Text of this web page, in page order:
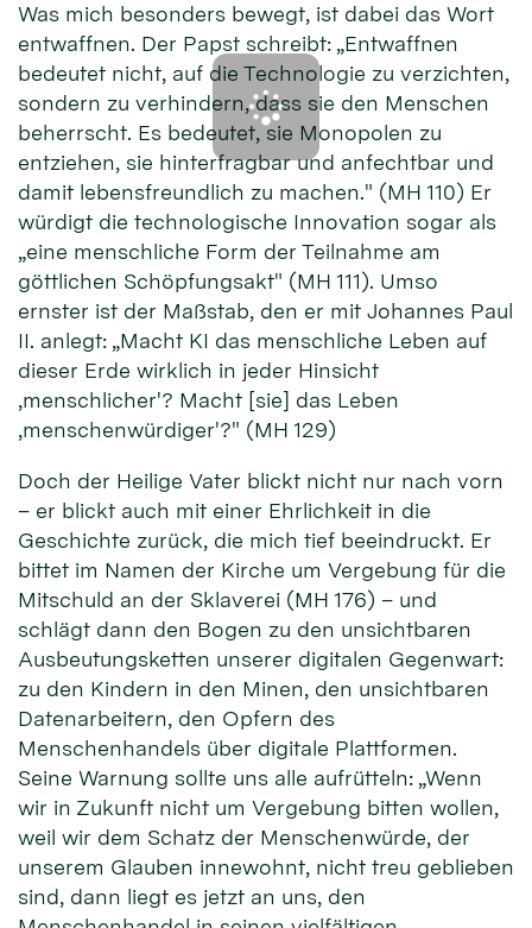
Was mich besonders bewegt, ist dabei das Wort
entwaffnen. Der Papst schreibt: „Entwaffnen
bedeutet nicht, auf die Technologie zu verzichten,
sondern zu verhindern, dass sie den Menschen
beherrscht. Es bedeutet, sie Monopolen zu
entziehen, sie hinterfragbar und anfechtbar und
damit lebensfreundlich zu machen." (MH 110) Er
würdigt die technologische Innovation sogar als
„eine menschliche Form der Teilnahme am
göttlichen Schöpfungsakt" (MH 111). Umso
ernster ist der Maßstab, den er mit Johannes Paul
II. anlegt: „Macht KI das menschliche Leben auf
dieser Erde wirklich in jeder Hinsicht
‚menschlicher'? Macht [sie] das Leben
‚menschenwürdiger'?" (MH 129)
Doch der Heilige Vater blickt nicht nur nach vorn
– er blickt auch mit einer Ehrlichkeit in die
Geschichte zurück, die mich tief beeindruckt. Er
bittet im Namen der Kirche um Vergebung für die
Mitschuld an der Sklaverei (MH 176) – und
schlägt dann den Bogen zu den unsichtbaren
Ausbeutungsketten unserer digitalen Gegenwart:
zu den Kindern in den Minen, den unsichtbaren
Datenarbeitern, den Opfern des
Menschenhandels über digitale Plattformen.
Seine Warnung sollte uns alle aufrütteln: „Wenn
wir in Zukunft nicht um Vergebung bitten wollen,
weil wir dem Schatz der Menschenwürde, der
unserem Glauben innewohnt, nicht treu geblieben
sind, dann liegt es jetzt an uns, den